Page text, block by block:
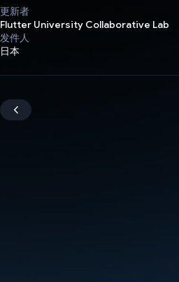
更新者
Flutter University Collaborative Lab
发件人
日本